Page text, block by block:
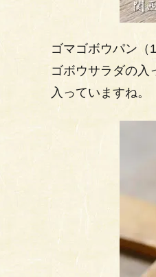
ゴマゴボウパン（
ゴボウサラダの入
入っていますね。